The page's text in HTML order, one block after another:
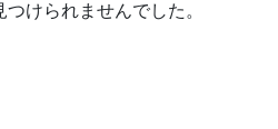
けられませんでした。